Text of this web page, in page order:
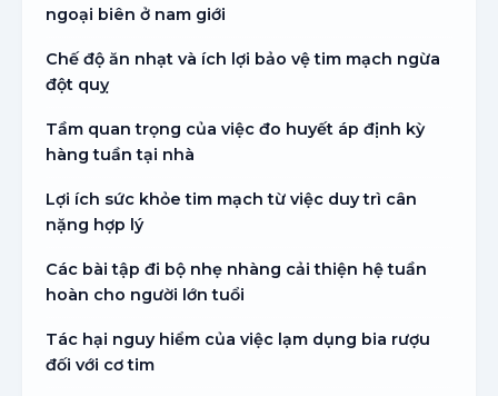
ngoại biên ở nam giới
Chế độ ăn nhạt và ích lợi bảo vệ tim mạch ngừa
đột quỵ
Tầm quan trọng của việc đo huyết áp định kỳ
hàng tuần tại nhà
Lợi ích sức khỏe tim mạch từ việc duy trì cân
nặng hợp lý
Các bài tập đi bộ nhẹ nhàng cải thiện hệ tuần
hoàn cho người lớn tuổi
Tác hại nguy hiểm của việc lạm dụng bia rượu
đối với cơ tim